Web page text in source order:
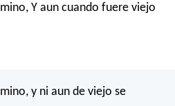
Y aun cuando fuere viejo
y ni aun de viejo se